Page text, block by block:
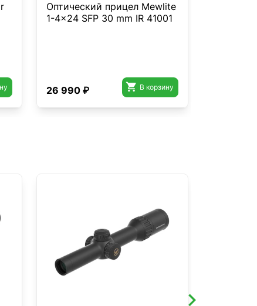
Оптический прицел Mewlite
1-4x24 SFP 30 mm IR 41001
26 990 ₽  В корзину